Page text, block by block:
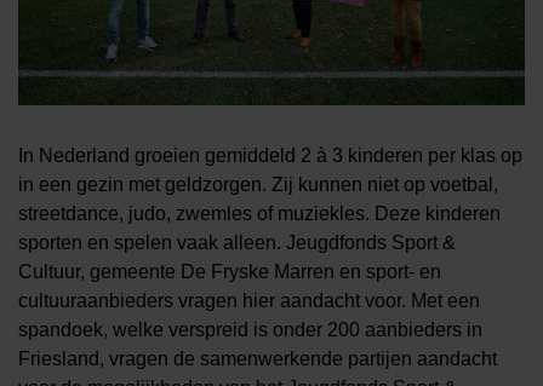
In Nederland groeien gemiddeld 2 à 3 kinderen per klas op
in een gezin met geldzorgen. Zij kunnen niet op voetbal,
streetdance, judo, zwemles of muziekles. Deze kinderen
sporten en spelen vaak alleen. Jeugdfonds Sport &
Cultuur, gemeente De Fryske Marren en sport- en
cultuuraanbieders vragen hier aandacht voor. Met een
spandoek, welke verspreid is onder 200 aanbieders in
Friesland, vragen de samenwerkende partijen aandacht